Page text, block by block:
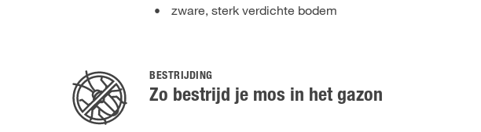
zware, sterk verdichte bodem
BESTRIJDING
Zo bestrijd je mos in het gazon